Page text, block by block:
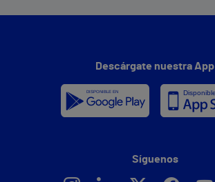
Descárgate nuestra App
Síguenos